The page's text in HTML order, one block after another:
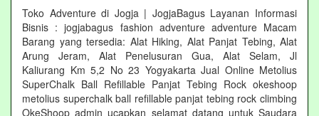
Toko Adventure di Jogja | JogjaBagus Layanan Informasi
Bisnis : jogjabagus fashion adventure adventure Macam
Barang yang tersedia: Alat Hiking, Alat Panjat Tebing, Alat
Arung Jeram, Alat Penelusuran Gua, Alat Selam, Jl
Kaliurang Km 5,2 No 23 Yogyakarta Jual Online Metolius
SuperChalk Ball Refillable Panjat Tebing Rock okeshoop
metolius superchalk ball refillable panjat tebing rock climbing
OkeShoop admin ucapkan selamat datang untuk Saudara